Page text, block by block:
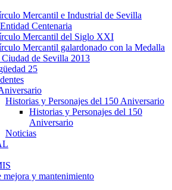
Mercantil e Industrial de Sevilla
Centenaria
Mercantil del Siglo XXI
Mercantil galardonado con la Medalla
Ciudad de Sevilla 2013
25
Historias y Personajes del 150 Aniversario
Historias y Personajes del 150
Aniversario
Noticias
mejora y mantenimiento